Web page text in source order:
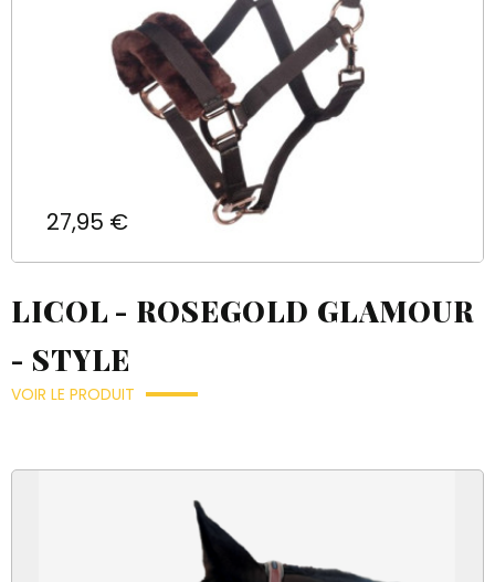
Prix
27,95 €
LICOL - ROSEGOLD GLAMOUR
- STYLE
VOIR LE PRODUIT